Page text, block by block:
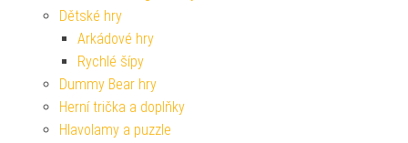
Dětské hry
Arkádové hry
Rychlé šípy
Dummy Bear hry
Herní trička a doplňky
Hlavolamy a puzzle